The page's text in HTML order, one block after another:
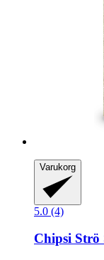
Varukorg
5.0 (4)
Chipsi Strö